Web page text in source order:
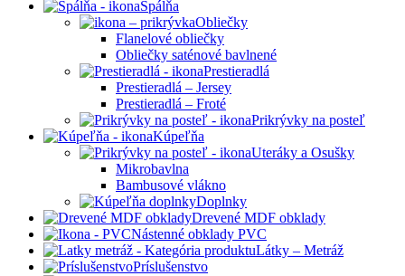
Spálňa
Obliečky
Flanelové obliečky
Obliečky saténové bavlnené
Prestieradlá
Prestieradlá – Jersey
Prestieradlá – Froté
Prikrývky na posteľ
Kúpeľňa
Uteráky a Osušky
Mikrobavlna
Bambusové vlákno
Doplnky
Drevené MDF obklady
Nástenné obklady PVC
Látky – Metráž
Príslušenstvo